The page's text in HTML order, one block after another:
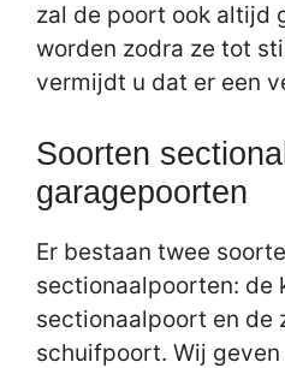
zal de poort ook altijd
worden zodra ze tot
vermijdt u dat er een
Soorten
garagepoorten
Er bestaan twee
sectionaalpoorten: de
sectionaalpoort en de
schuifpoort. Wij